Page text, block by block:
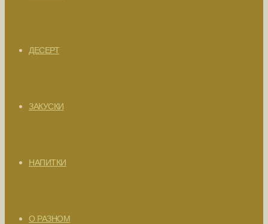
ДЕСЕРТ
ЗАКУСКИ
НАПИТКИ
О РАЗНОМ